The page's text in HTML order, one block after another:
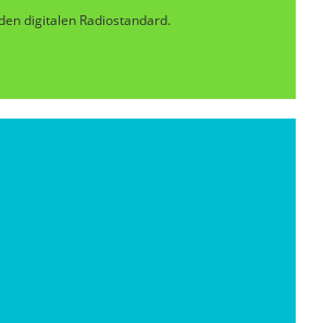
digitalen Radiostandard.